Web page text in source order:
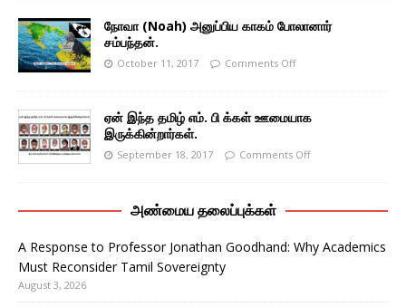
நோவா (Noah) அனுப்பிய காகம் போலானார்
சம்பந்தன்.
October 11, 2017 Comments Off
ஏன் இந்த தமிழ் எம். பி க்கள் ஊமையாக
இருக்கின்றார்கள்.
September 18, 2017 Comments Off
அண்மைய தலைப்புக்கள்
A Response to Professor Jonathan Goodhand: Why Academics
Must Reconsider Tamil Sovereignty
August 3, 2026